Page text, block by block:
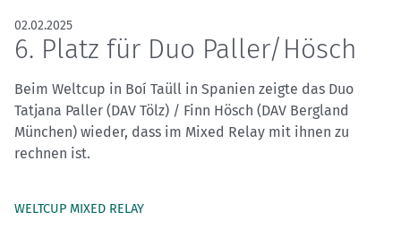
02.02.2025
6. Platz für Duo Paller/Hösch
Beim Weltcup in Boí Taüll in Spanien zeigte das Duo
Tatjana Paller (DAV Tölz) / Finn Hösch (DAV Bergland
München) wieder, dass im Mixed Relay mit ihnen zu
rechnen ist.
WELTCUP MIXED RELAY